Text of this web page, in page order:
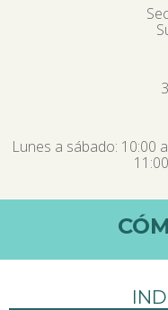
Lunes a sábado: 10:00